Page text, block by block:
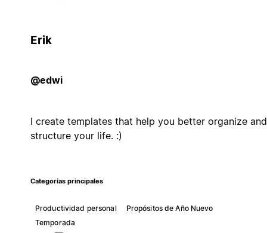
Erik
@edwi
I create templates that help you better organize and
structure your life. :)
Categorías principales
Productividad personal
Propósitos de Año Nuevo
Temporada